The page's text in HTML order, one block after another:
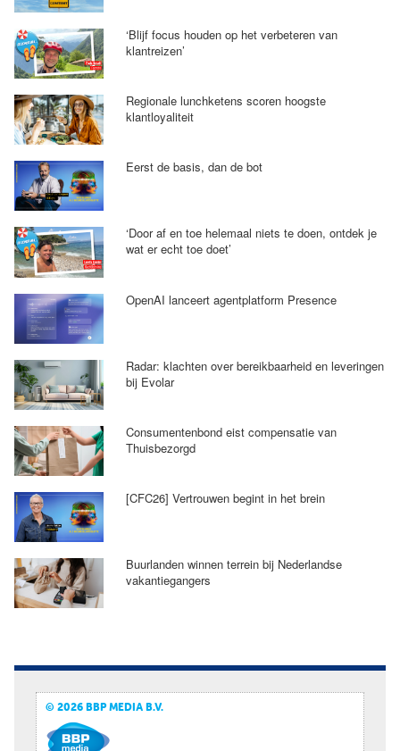
‘Blijf focus houden op het verbeteren van
klantreizen’
Regionale lunchketens scoren hoogste
klantloyaliteit
Eerst de basis, dan de bot
‘Door af en toe helemaal niets te doen, ontdek je
wat er echt toe doet’
OpenAI lanceert agentplatform Presence
Radar: klachten over bereikbaarheid en leveringen
bij Evolar
Consumentenbond eist compensatie van
Thuisbezorgd
[CFC26] Vertrouwen begint in het brein
Buurlanden winnen terrein bij Nederlandse
vakantiegangers
© 2026 BBP MEDIA B.V.